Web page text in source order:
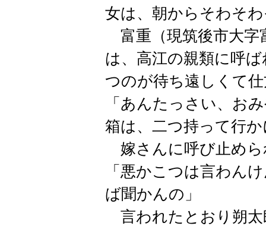
女は、朝からそわそ
富重（現筑後市大字
は、高江の親類に呼
つのが待ち遠しくて
「あんたっさい、お
箱は、二つ持って行
嫁さんに呼び止めら
「悪かこつは言わん
ば聞かんの」
言われたとおり朔太